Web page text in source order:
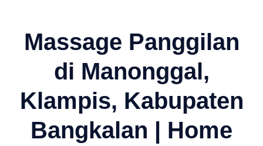
Massage Panggilan
di Manonggal,
Klampis, Kabupaten
Bangkalan | Home